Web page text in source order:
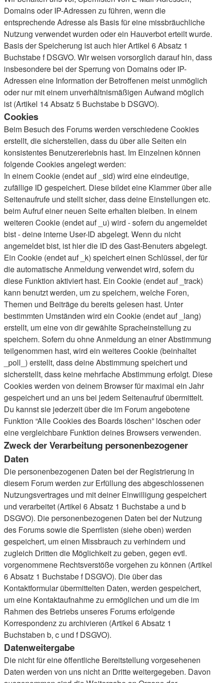
Domains oder IP-Adressen zu führen, wenn die
entsprechende Adresse als Basis für eine missbräuchliche
Nutzung verwendet wurden oder ein Hauverbot erteilt wurde.
Basis der Speicherung ist auch hier Artikel 6 Absatz 1
Buchstabe f DSGVO. Wir weisen vorsorglich darauf hin, dass
insbesondere bei der Sperrung von Domains oder IP-
Adressen eine Information der Betroffenen meist unmöglich
oder nur mit einem unverhältnismäßigen Aufwand möglich
ist (Artikel 14 Absatz 5 Buchstabe b DSGVO).
Cookies
Beim Besuch des Forums werden verschiedene Cookies
erstellt, die sicherstellen, dass du über alle Seiten ein
konsistentes Benutzererlebnis hast. Im Einzelnen können
folgende Cookies angelegt werden:
In einem Cookie (endet auf _sid) wird eine eindeutige,
zufällige ID gespeichert. Diese bildet eine Klammer über alle
Seitenaufrufe und stellt sicher, dass deine Einstellungen etc.
beim Aufruf einer neuen Seite erhalten bleiben. In einem
weiteren Cookie (endet auf _u) wird - sofern du angemeldet
bist - deine interne User-ID abgelegt. Wenn du nicht
angemeldet bist, ist hier die ID des Gast-Benuters abgelegt.
Ein Cookie (endet auf _k) speichert einen Schlüssel, der für
die automatische Anmeldung verwendet wird, sofern du
diese Funktion aktiviert hast. Ein Cookie (endet auf _track)
kann benutzt werden, um zu speichern, welche Foren,
Themen und Beiträge du bereits gelesen hast. Unter
bestimmten Umständen wird ein Cookie (endet auf _lang)
erstellt, um eine von dir gewählte Spracheinstellung zu
speichern. Sofern du ohne Anmeldung an einer Abstimmung
teilgenommen hast, wird ein weiteres Cookie (beinhaltet
_poll_) erstellt, dass deine Abstimmung speichert und
sicherstellt, dass keine mehrfache Abstimmung erfolgt. Diese
Cookies werden von deinem Browser für maximal ein Jahr
gespeichert und an uns bei jedem Seitenaufruf übermittelt.
Du kannst sie jederzeit über die im Forum angebotene
Funktion “Alle Cookies des Boards löschen” löschen oder
eine vergleichbare Funktion deines Browsers verwenden.
Zweck der Verarbeitung personenbezogener
Daten
Die personenbezogenen Daten bei der Registrierung in
diesem Forum werden zur Erfüllung des abgeschlossenen
Nutzungsvertrages und mit deiner Einwilligung gespeichert
und verarbeitet (Artikel 6 Absatz 1 Buchstabe a und b
DSGVO). Die personenbezogenen Daten bei der Nutzung
des Forums sowie die Sperrlisten (siehe oben) werden
gespeichert, um einen Missbrauch zu verhindern und
zugleich Dritten die Möglichkeit zu geben, gegen evtl.
vorgenommene Rechtsverstöße vorgehen zu können (Artikel
6 Absatz 1 Buchstabe f DSGVO). Die über das
Kontaktformular übermittelten Daten, werden gespeichert,
um eine Kontaktaufnahme zu ermöglichen und um die im
Rahmen des Betriebs unseres Forums erfolgende
Korrespondenz zu archivieren (Artikel 6 Absatz 1
Buchstaben b, c und f DSGVO).
Datenweitergabe
Die nicht für eine öffentliche Bereitstellung vorgesehenen
Daten werden von uns nicht an Dritte weitergegeben. Davon